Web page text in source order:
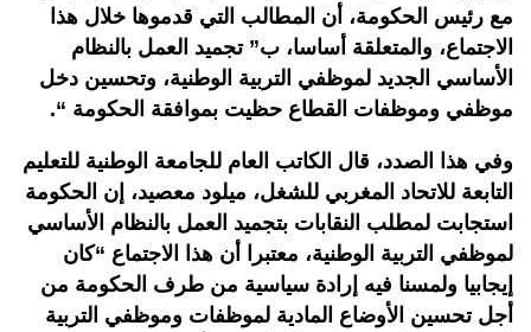
مع رئيس الحكومة، أن المطالب التي قدموها خلال هذا
الاجتماع، والمتعلقة أساسا، ب” تجميد العمل بالنظام
الأساسي الجديد لموظفي التربية الوطنية، وتحسين دخل
موظفي وموظفات القطاع حظيت بموافقة الحكومة “.
وفي هذا الصدد، قال الكاتب العام للجامعة الوطنية للتعليم
التابعة للاتحاد المغربي للشغل، ميلود معصيد، إن الحكومة
استجابت لمطلب النقابات بتجميد العمل بالنظام الأساسي
لموظفي التربية الوطنية، معتبرا أن هذا الاجتماع “كان
إيجابيا ولمسنا فيه إرادة سياسية من طرف الحكومة من
أجل تحسين الأوضاع المادية لموظفات وموظفي التربية